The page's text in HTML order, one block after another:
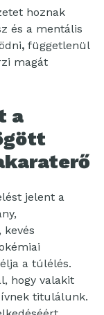
hoznak
és a mentális
, függetlenül
magát
a
jelent a
kevés
a túlélés.
hogy valakit
titulálunk.